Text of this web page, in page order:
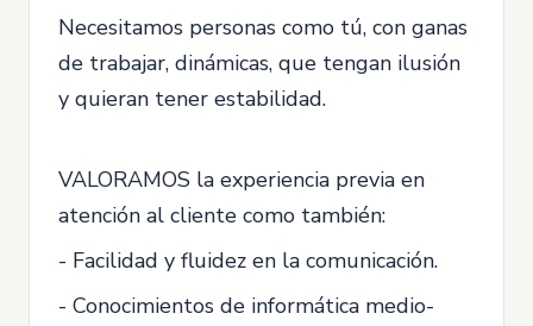
Necesitamos personas como tú, con ganas
de trabajar, dinámicas, que tengan ilusión
y quieran tener estabilidad.
VALORAMOS la experiencia previa en
atención al cliente como también:
- Facilidad y fluidez en la comunicación.
- Conocimientos de informática medio-